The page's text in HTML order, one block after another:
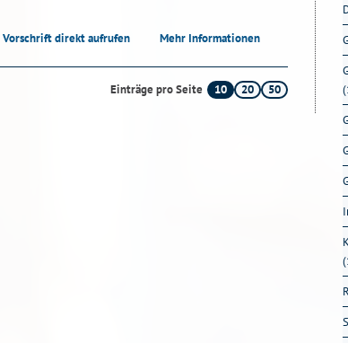
Vorschrift direkt aufrufen Mehr Informationen
Einträge pro Seite 10 20 50